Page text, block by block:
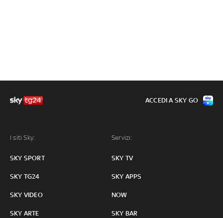
I siti Sky:
SKY SPORT
SKY TG24
SKY VIDEO
SKY ARTE
Servizi:
SKY TV
SKY APPS
NOW
SKY BAR
ACCEDI A SKY GO